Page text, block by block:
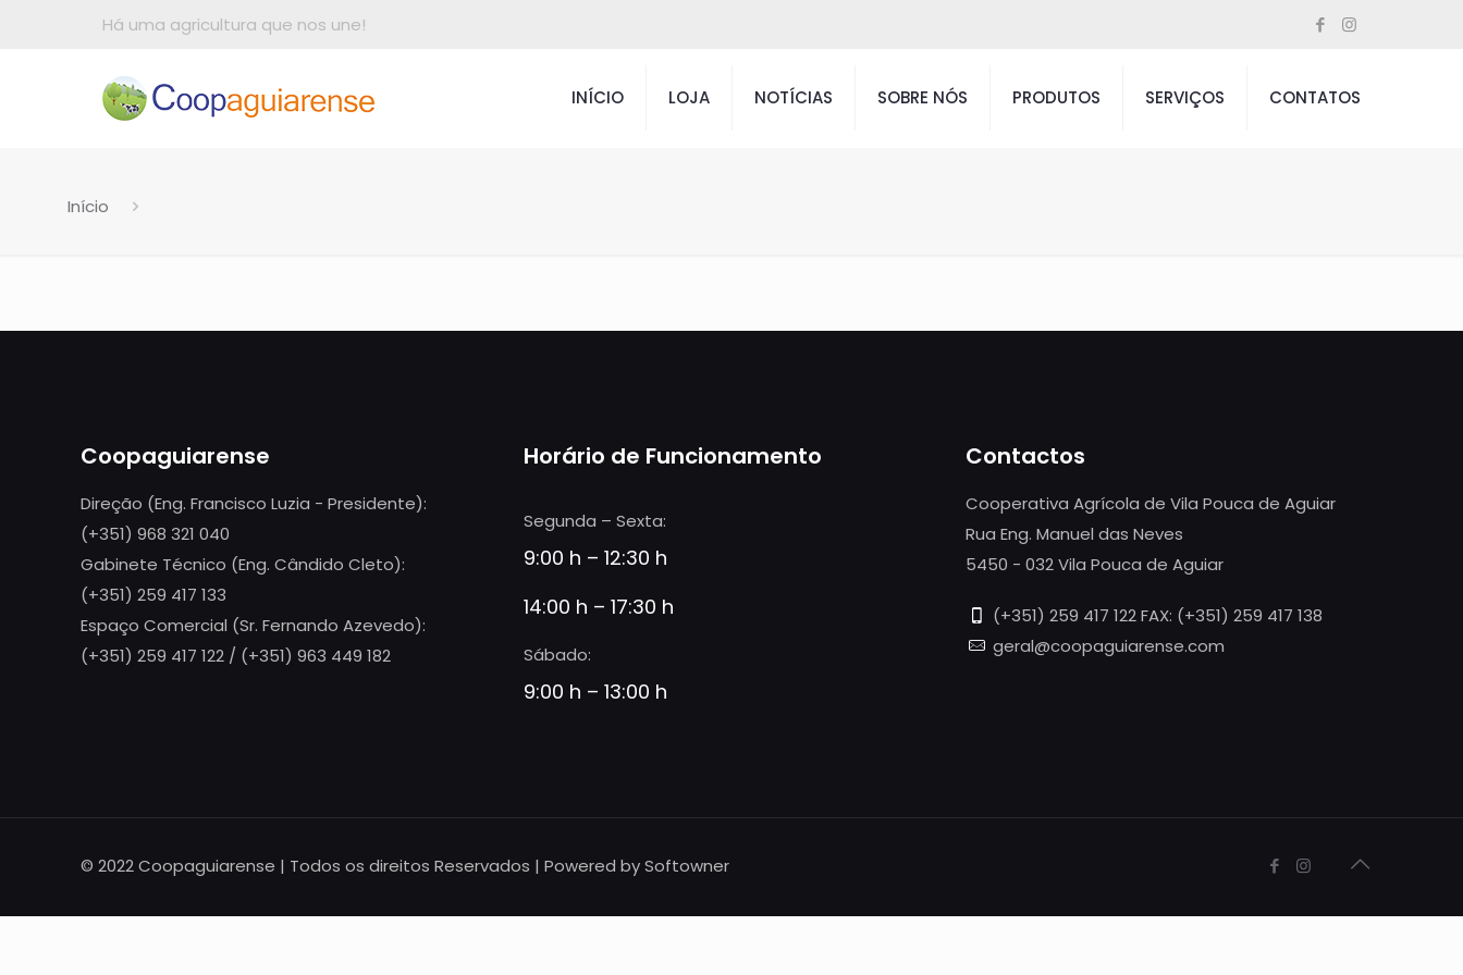
Há uma agricultura que nos une!
INÍCIO LOJA NOTÍCIAS SOBRE NÓS PRODUTOS SERVIÇOS CONTATOS
Início
Coopaguiarense
Direção (Eng. Francisco Luzia - Presidente):
(+351) 968 321 040
Gabinete Técnico (Eng. Cândido Cleto):
(+351) 259 417 133
Espaço Comercial (Sr. Fernando Azevedo):
(+351) 259 417 122 / (+351) 963 449 182
Horário de Funcionamento
Segunda – Sexta:
9:00 h – 12:30 h
14:00 h – 17:30 h
Sábado:
9:00 h – 13:00 h
Contactos
Cooperativa Agrícola de Vila Pouca de Aguiar
Rua Eng. Manuel das Neves
5450 - 032 Vila Pouca de Aguiar
(+351) 259 417 122 FAX: (+351) 259 417 138
geral@coopaguiarense.com
© 2022 Coopaguiarense | Todos os direitos Reservados | Powered by Softowner